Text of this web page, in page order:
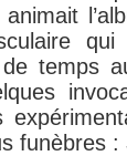
animait
temps
funèbres :